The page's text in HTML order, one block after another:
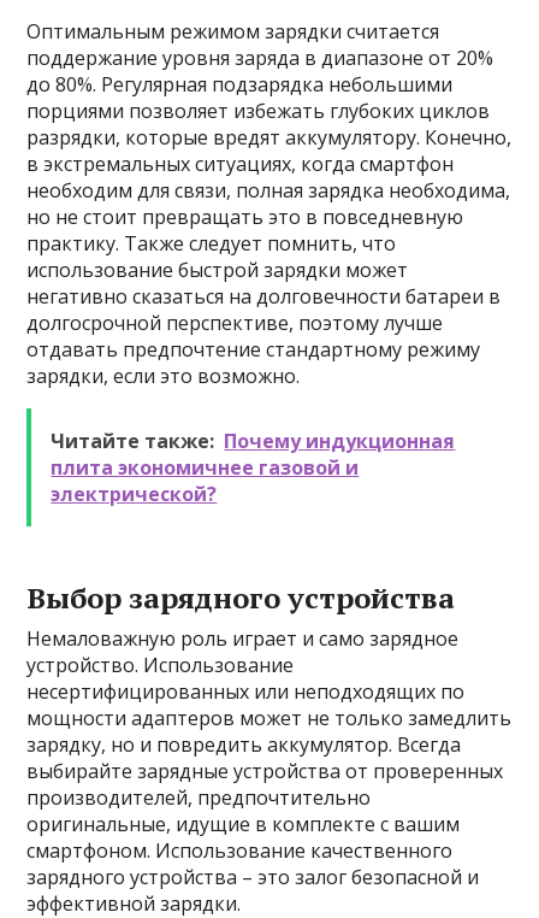
Оптимальным режимом зарядки считается
поддержание уровня заряда в диапазоне от 20%
до 80%. Регулярная подзарядка небольшими
порциями позволяет избежать глубоких циклов
разрядки, которые вредят аккумулятору. Конечно,
в экстремальных ситуациях, когда смартфон
необходим для связи, полная зарядка необходима,
но не стоит превращать это в повседневную
практику. Также следует помнить, что
использование быстрой зарядки может
негативно сказаться на долговечности батареи в
долгосрочной перспективе, поэтому лучше
отдавать предпочтение стандартному режиму
зарядки, если это возможно.
Читайте также: Почему индукционная
плита экономичнее газовой и
электрической?
Выбор зарядного устройства
Немаловажную роль играет и само зарядное
устройство. Использование
несертифицированных или неподходящих по
мощности адаптеров может не только замедлить
зарядку, но и повредить аккумулятор. Всегда
выбирайте зарядные устройства от проверенных
производителей, предпочтительно
оригинальные, идущие в комплекте с вашим
смартфоном. Использование качественного
зарядного устройства – это залог безопасной и
эффективной зарядки.